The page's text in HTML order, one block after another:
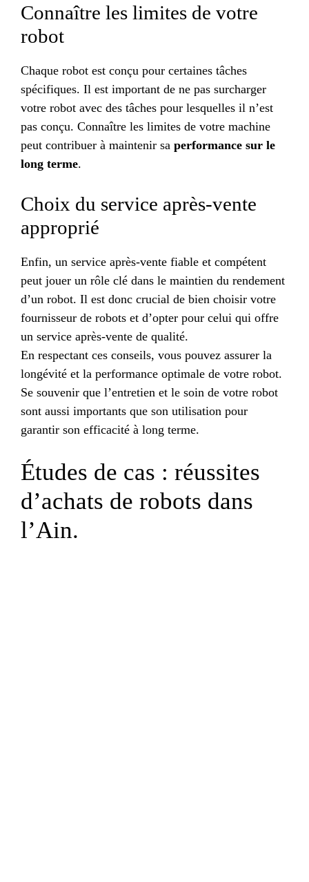
Connaître les limites de votre
robot
Chaque robot est conçu pour certaines tâches
spécifiques. Il est important de ne pas surcharger
votre robot avec des tâches pour lesquelles il n’est
pas conçu. Connaître les limites de votre machine
peut contribuer à maintenir sa performance sur le
long terme.
Choix du service après-vente
approprié
Enfin, un service après-vente fiable et compétent
peut jouer un rôle clé dans le maintien du rendement
d’un robot. Il est donc crucial de bien choisir votre
fournisseur de robots et d’opter pour celui qui offre
un service après-vente de qualité.
En respectant ces conseils, vous pouvez assurer la
longévité et la performance optimale de votre robot.
Se souvenir que l’entretien et le soin de votre robot
sont aussi importants que son utilisation pour
garantir son efficacité à long terme.
Études de cas : réussites
d’achats de robots dans
l’Ain.